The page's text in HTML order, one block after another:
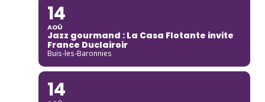
14
AOÛ
Jazz gourmand : La Casa Flotante invite
France Duclairoir
Buis-les-Baronnies
14